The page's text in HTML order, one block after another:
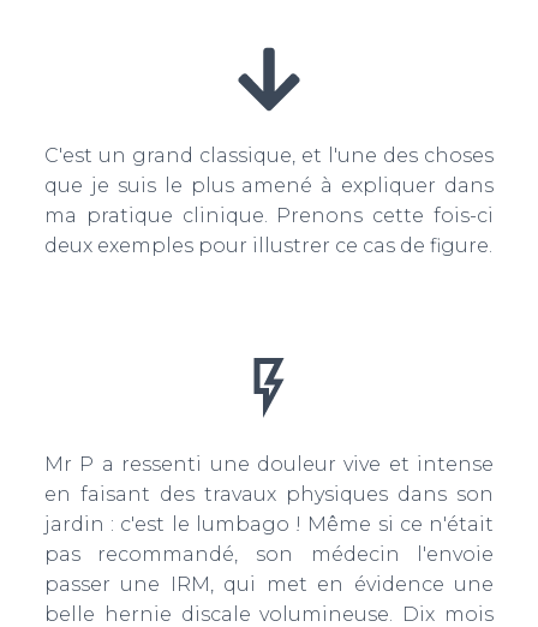
C'est un grand classique, et l'une des choses
que je suis le plus amené à expliquer dans
ma pratique clinique. Prenons cette fois-ci
deux exemples pour illustrer ce cas de figure.
Mr P a ressenti une douleur vive et intense
en faisant des travaux physiques dans son
jardin : c'est le lumbago ! Même si ce n'était
pas recommandé, son médecin l'envoie
passer une IRM, qui met en évidence une
belle hernie discale volumineuse. Dix mois